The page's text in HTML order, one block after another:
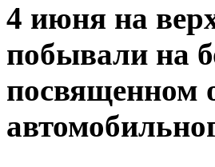
4 июня на
побывали на
посвященном